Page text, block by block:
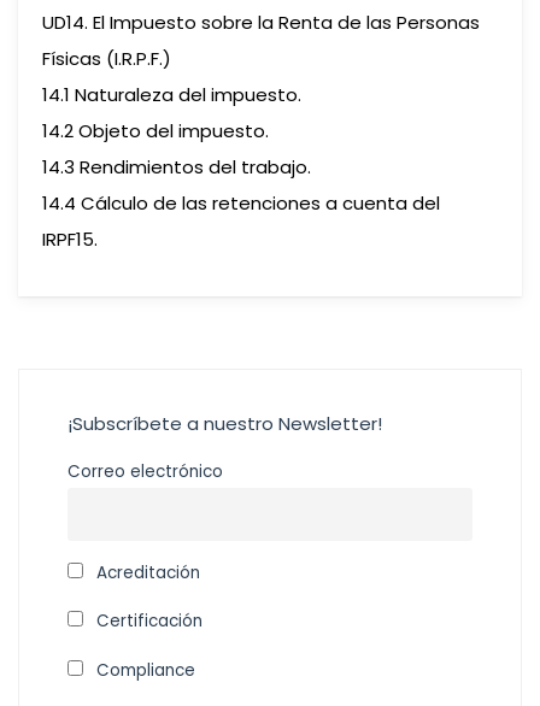
UD14. El Impuesto sobre la Renta de las Personas
Físicas (I.R.P.F.)
14.1 Naturaleza del impuesto.
14.2 Objeto del impuesto.
14.3 Rendimientos del trabajo.
14.4 Cálculo de las retenciones a cuenta del
IRPF15.
¡Subscríbete a nuestro Newsletter!
Correo electrónico
Acreditación
Certificación
Compliance